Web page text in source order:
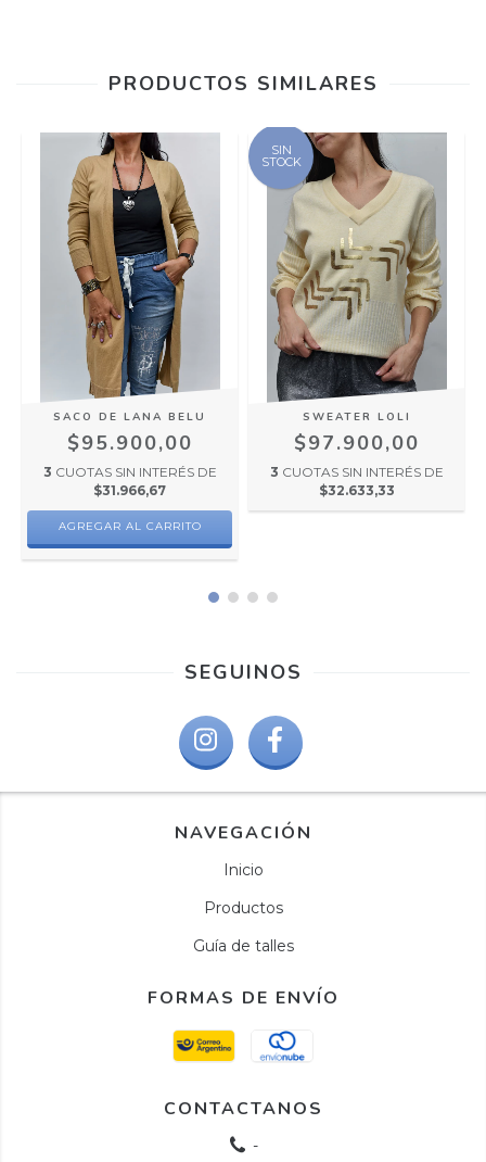
PRODUCTOS SIMILARES
SACO DE LANA BELU
$95.900,00
3 CUOTAS SIN INTERÉS DE
$31.966,67
AGREGAR AL CARRITO
SIN
STOCK
SWEATER LOLI
$97.900,00
3 CUOTAS SIN INTERÉS DE
$32.633,33
SEGUINOS
NAVEGACIÓN
Inicio
Productos
Guía de talles
FORMAS DE ENVÍO
CONTACTANOS
-